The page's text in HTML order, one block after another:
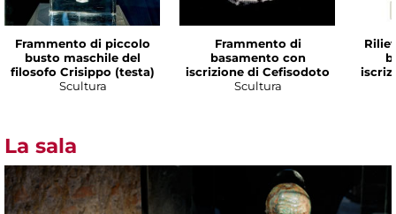
Frammento di piccolo
busto maschile del
filosofo Crisippo (testa)
Scultura
Frammento di
basamento con
iscrizione di Cefisodoto
Scultura
La sala